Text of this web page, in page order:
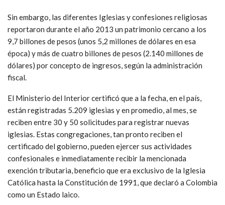
Sin embargo, las diferentes Iglesias y confesiones religiosas
reportaron durante el año 2013 un patrimonio cercano a los
9,7 billones de pesos (unos 5,2 millones de dólares en esa
época) y más de cuatro billones de pesos (2.140 millones de
dólares) por concepto de ingresos, según la administración
fiscal.
El Ministerio del Interior certificó que a la fecha, en el país,
están registradas 5.209 iglesias y en promedio, al mes, se
reciben entre 30 y 50 solicitudes para registrar nuevas
iglesias. Estas congregaciones, tan pronto reciben el
certificado del gobierno, pueden ejercer sus actividades
confesionales e inmediatamente recibir la mencionada
exención tributaria, beneficio que era exclusivo de la Iglesia
Católica hasta la Constitución de 1991, que declaró a Colombia
como un Estado laico.